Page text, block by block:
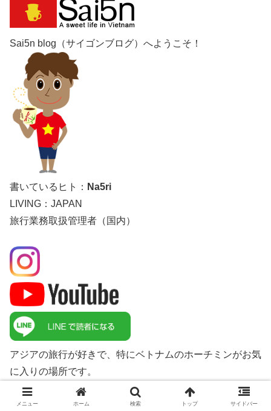
Sai5n blog（サイゴンブログ）へようこそ！
書いているヒト： Na5ri
LIVING：JAPAN
旅行業務取扱管理者（国内）
アジアの旅行が好きで、特にベトナムのホーチミンがお気
に入りの場所です。
自分の見たコト、食べたコト、感じたコト、そして現地の
ヒトから聞いたコトを勝手気ままに書いていきます。
メニュー ホーム 検索 トップ サイドバー